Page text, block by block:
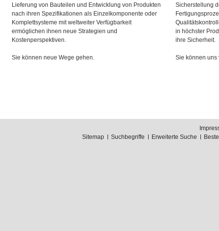
Lieferung von Bauteilen und Entwicklung von Produkten
nach ihren Spezifikationen als Einzelkomponente oder
Komplettsysteme mit weltweiter Verfügbarkeit
ermöglichen ihnen neue Strategien und
Kostenperspektiven.
Sie können neue Wege gehen.
Sicherstellung
in höchster
ihre Sicherheit.
Sie können uns
Sitemap
Suchbegriffe Erweiterte Suche